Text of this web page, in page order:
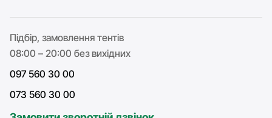
Підбір, замовлення тентів
08:00 – 20:00 без вихідних
097 560 30 00
073 560 30 00